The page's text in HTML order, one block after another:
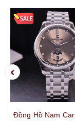
Đồng Hồ Nam